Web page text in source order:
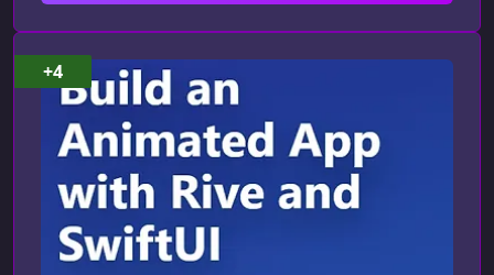
рутинных задач при помощи современных
AI‑асистентов.Что вы изучите в ходе
курсаМатериал курса раскрывает ключевые
обновления экосистемы Apple и помогает
применить их на практи
+4